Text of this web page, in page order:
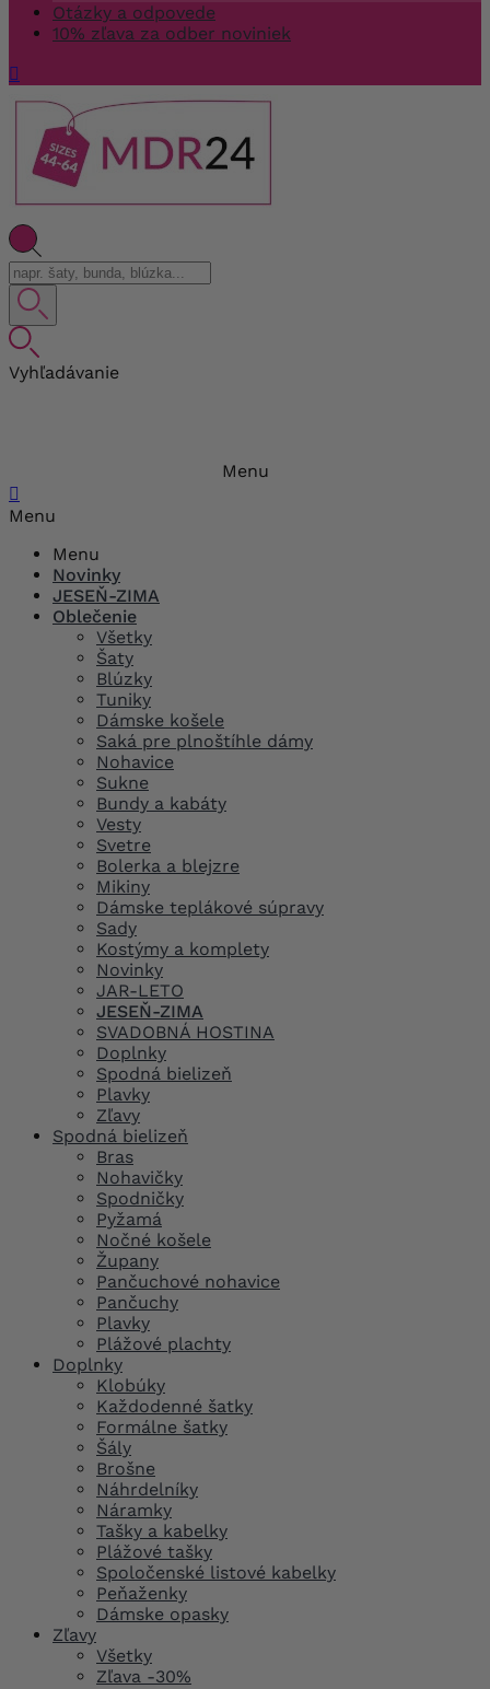
Otázky a odpovede
10% zľava za odber noviniek

Vyhľadávanie
Menu

Menu
Menu
Novinky
JESEŇ-ZIMA
Oblečenie
Všetky
Šaty
Blúzky
Tuniky
Dámske košele
Saká pre plnoštíhle dámy
Nohavice
Sukne
Bundy a kabáty
Vesty
Svetre
Bolerka a blejzre
Mikiny
Dámske teplákové súpravy
Sady
Kostýmy a komplety
Novinky
JAR-LETO
JESEŇ-ZIMA
SVADOBNÁ HOSTINA
Doplnky
Spodná bielizeň
Plavky
Zľavy
Spodná bielizeň
Bras
Nohavičky
Spodničky
Pyžamá
Nočné košele
Župany
Pančuchové nohavice
Pančuchy
Plavky
Plážové plachty
Doplnky
Klobúky
Každodenné šatky
Formálne šatky
Šály
Brošne
Náhrdelníky
Náramky
Tašky a kabelky
Plážové tašky
Spoločenské listové kabelky
Peňaženky
Dámske opasky
Zľavy
Všetky
Zľava -30%